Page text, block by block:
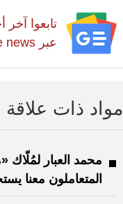
تابعوا آخر
عبر Google news
مواد ذات علاقة
محمد العبار
المتعاملون معنا